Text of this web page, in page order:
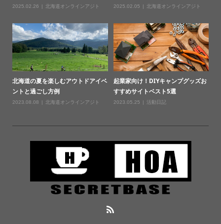
2025.02.26 北海道オンラインアジト 2025.02.05 北海道オンラインアジト
北海道の夏を楽しむアウトドアイベ
ントと過ごし方例
2023.08.08 北海道オンラインアジト
起業家向け！DIYキャンプグッズお
すすめサイトベスト5選
2023.05.25 活動日記